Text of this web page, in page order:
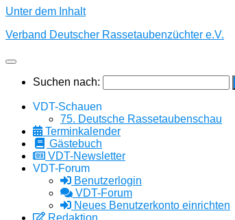
Unter dem Inhalt
Verband Deutscher Rassetaubenzüchter e.V.
Suchen nach:
VDT-Schauen
75. Deutsche Rassetaubenschau
Terminkalender
Gästebuch
VDT-Newsletter
VDT-Forum
Benutzerlogin
VDT-Forum
Neues Benutzerkonto einrichten
Redaktion